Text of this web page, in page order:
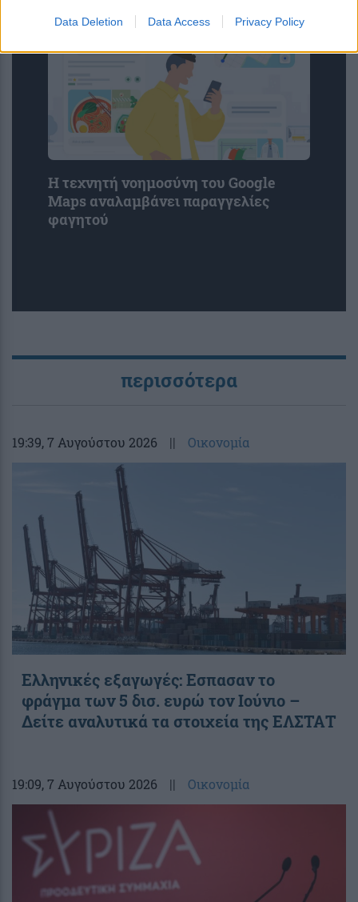
Data Deletion Data Access Privacy Policy
Η τεχνητή νοημοσύνη του Google
Maps αναλαμβάνει παραγγελίες
φαγητού
περισσότερα
19:39, 7 Αυγούστου 2026 || Οικονομία
Ελληνικές εξαγωγές: Εσπασαν το
φράγμα των 5 δισ. ευρώ τον Ιούνιο –
Δείτε αναλυτικά τα στοιχεία της ΕΛΣΤΑΤ
19:09, 7 Αυγούστου 2026 || Οικονομία